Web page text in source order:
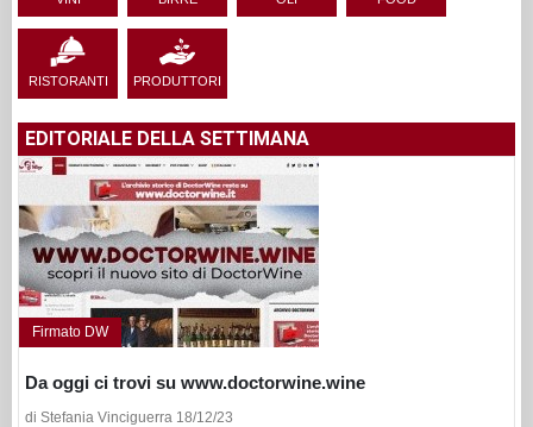
RISTORANTI PRODUTTORI
EDITORIALE DELLA SETTIMANA
Firmato DW
Da oggi ci trovi su www.doctorwine.wine
di Stefania Vinciguerra 18/12/23